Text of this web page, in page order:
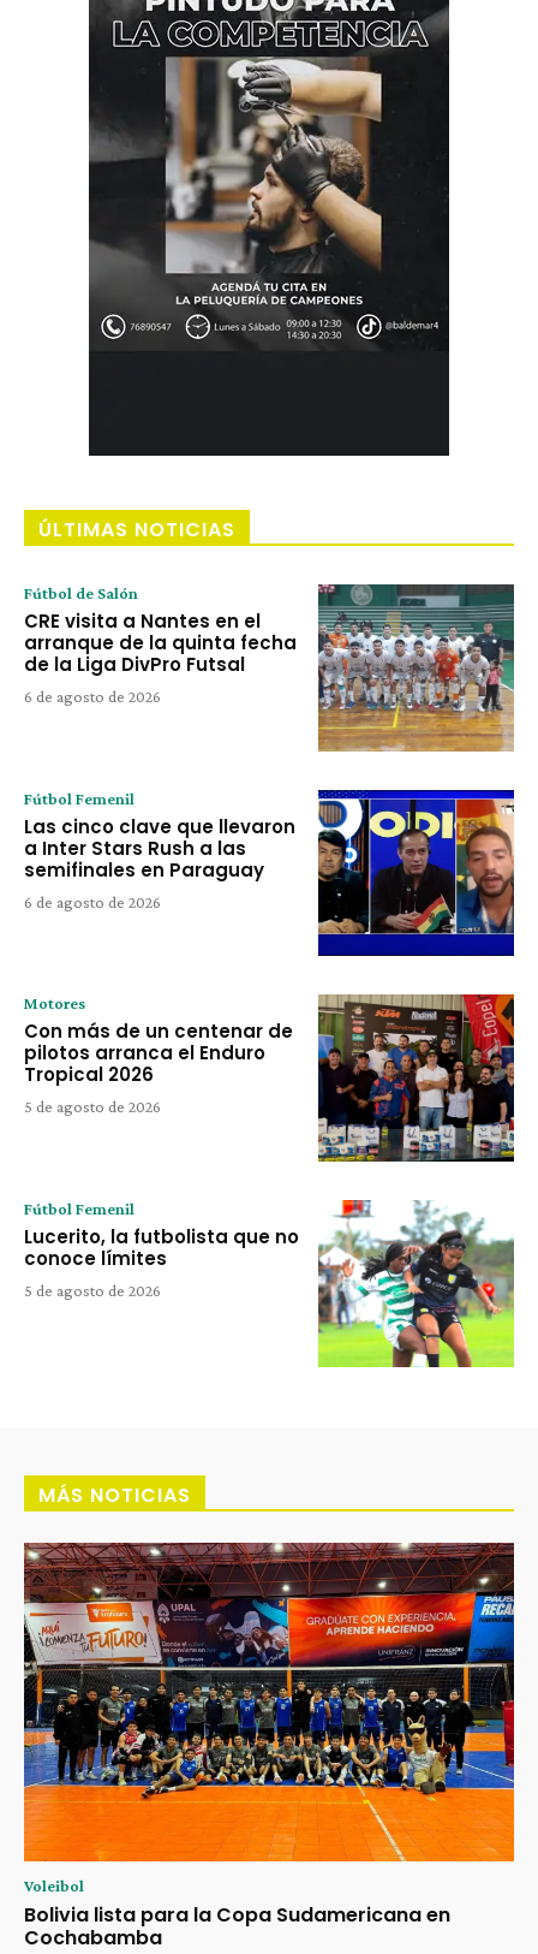
ÚLTIMAS NOTICIAS
Fútbol de Salón
CRE visita a Nantes en el
arranque de la quinta fecha
de la Liga DivPro Futsal
6 de agosto de 2026
Fútbol Femenil
Las cinco clave que llevaron
a Inter Stars Rush a las
semifinales en Paraguay
6 de agosto de 2026
Motores
Con más de un centenar de
pilotos arranca el Enduro
Tropical 2026
5 de agosto de 2026
Fútbol Femenil
Lucerito, la futbolista que no
conoce límites
5 de agosto de 2026
MÁS NOTICIAS
Voleibol
Bolivia lista para la Copa Sudamericana en
Cochabamba